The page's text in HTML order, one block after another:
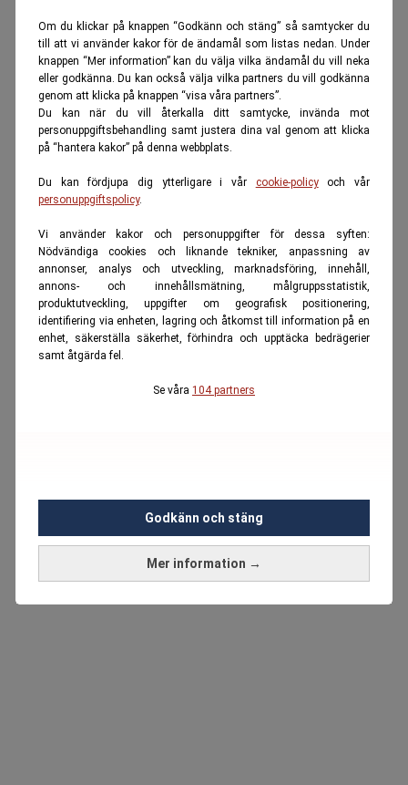
Om du klickar på knappen “Godkänn och stäng” så samtycker du
till att vi använder kakor för de ändamål som listas nedan. Under
knappen “Mer information” kan du välja vilka ändamål du vill neka
eller godkänna. Du kan också välja vilka partners du vill godkänna
genom att klicka på knappen “visa våra partners”.
Du kan när du vill återkalla ditt samtycke, invända mot
personuppgiftsbehandling samt justera dina val genom att klicka
på “hantera kakor” på denna webbplats.
Du kan fördjupa dig ytterligare i vår cookie-policyoch vår
personuppgiftspolicy.
Vi använder kakor och personuppgifter för dessa syften:
Nödvändiga cookies och liknande tekniker, anpassning av
annonser, analys och utveckling, marknadsföring, innehåll,
annons- och innehållsmätning, målgruppsstatistik,
produktutveckling, uppgifter om geografisk positionering,
identifiering via enheten, lagring och åtkomst till information på en
enhet, säkerställa säkerhet, förhindra och upptäcka bedrägerier
samt åtgärda fel.
Se våra 104 partners
Mer information →
Godkänn och stäng